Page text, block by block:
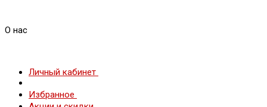
О нас
Личный кабинет
Избранное